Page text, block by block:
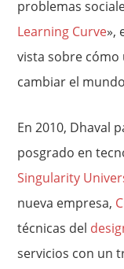
problemas
Learning Curve»,
vista sobre cómo
cambiar el
En 2010, Dhaval
posgrado en
Singularity
nueva empresa,
técnicas del
servicios con un